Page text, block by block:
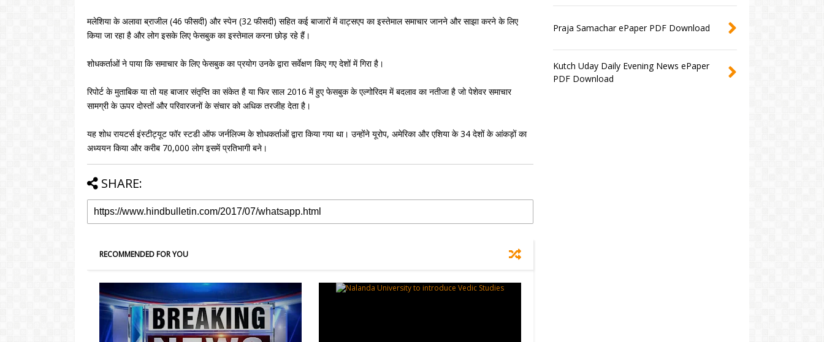
मलेशिया के अलावा ब्राजील (46 फीसदी) और स्पेन (32 फीसदी) सहित कई बाजारों में वाट्सएप का इस्तेमाल समाचार जानने और साझा करने के लिए
किया जा रहा है और लोग इसके लिए फेसबुक का इस्तेमाल करना छोड़ रहे हैं।
शोधकर्ताओं ने पाया कि समाचार के लिए फेसबुक का प्रयोग उनके द्वारा सर्वेक्षण किए गए देशों में गिरा है।
रिपोर्ट के मुताबिक या तो यह बाजार संतृप्ति का संकेत है या फिर साल 2016 में हुए फेसबुक के एल्गोरिदम में बदलाव का नतीजा है जो पेशेवर समाचार
सामग्री के ऊपर दोस्तों और परिवारजनों के संचार को अधिक तरजीह देता है।
यह शोध रायटर्स इंस्टीट्यूट फॉर स्टडी ऑफ जर्नलिज्म के शोधकर्ताओं द्वारा किया गया था। उन्होंने यूरोप, अमेरिका और एशिया के 34 देशों के आंकड़ों का
अध्ययन किया और करीब 70,000 लोग इसमें प्रतिभागी बने।
SHARE:
RECOMMENDED FOR YOU
Praja Samachar ePaper PDF Download
Kutch Uday Daily Evening News ePaper
PDF Download